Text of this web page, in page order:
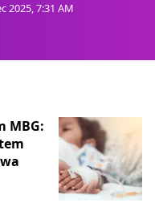
2025, 7:31 AM
MBG: